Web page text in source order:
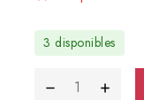
en su carrito
3 disponibles